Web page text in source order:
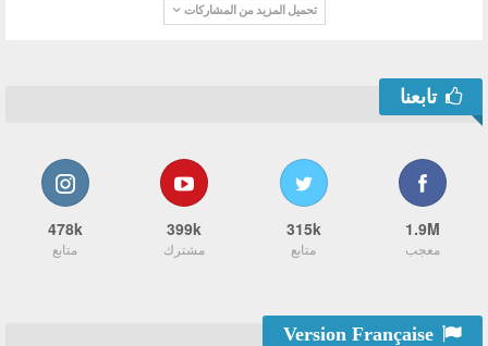
تحميل المزيد من المشاركات
تابعنا
1.9M
معجب
315k
متابع
399k
مشترك
478k
متابع